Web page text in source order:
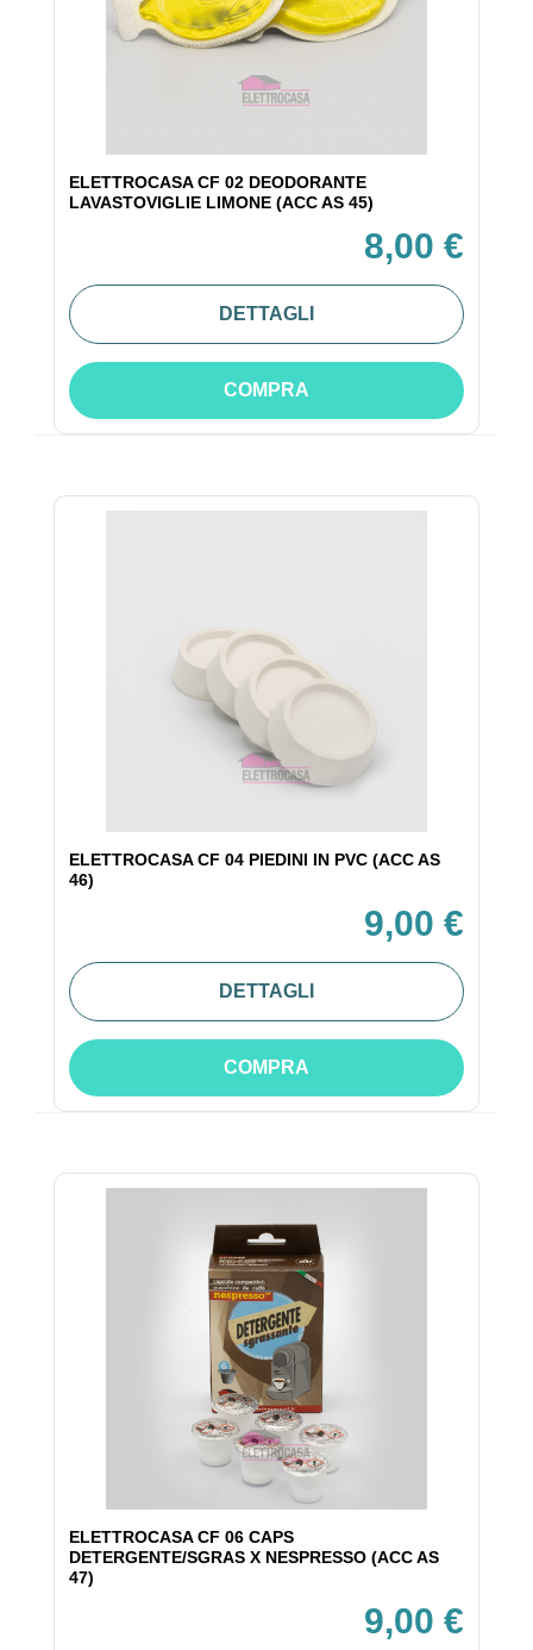
ELETTROCASA CF 02 DEODORANTE
LAVASTOVIGLIE LIMONE (ACC AS 45)
8,00 €
DETTAGLI
COMPRA
ELETTROCASA CF 04 PIEDINI IN PVC (ACC AS
46)
9,00 €
DETTAGLI
COMPRA
ELETTROCASA CF 06 CAPS
DETERGENTE/SGRAS X NESPRESSO (ACC AS
47)
9,00 €